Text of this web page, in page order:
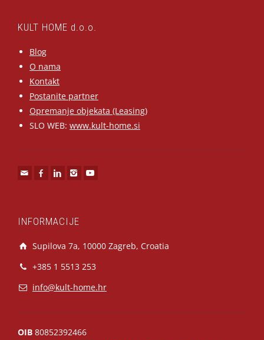
KULT HOME d.o.o.
Blog
O nama
Kontakt
Postanite partner
Opremanje objekata (Leasing)
SLO WEB: www.kult-home.si
INFORMACIJE
Supilova 7a, 10000 Zagreb, Croatia
+385 1 5513 253
info@kult-home.hr
OIB 80852392466